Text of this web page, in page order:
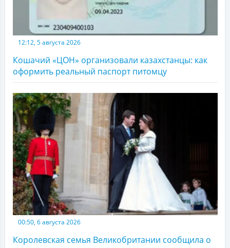
12:12, 5 августа 2026
Кошачий «ЦОН» организовали казахстанцы: как
оформить реальный паспорт питомцу
00:50, 6 августа 2026
Королевская семья Великобритании сообщила о